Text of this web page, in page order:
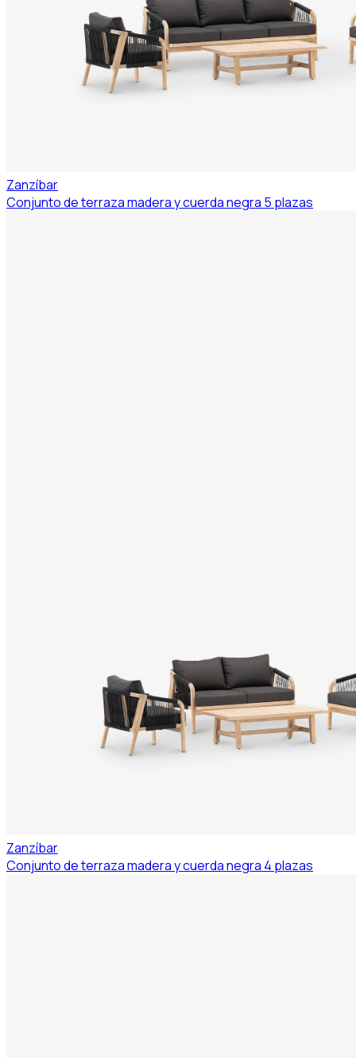
Zanzíbar
Conjunto de terraza madera y cuerda negra 5 plazas
Zanzíbar
Conjunto de terraza madera y cuerda negra 4 plazas